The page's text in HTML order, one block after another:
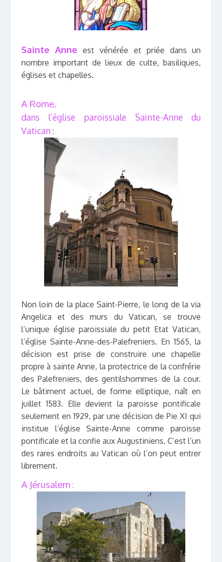
Sainte Anne est vénérée et priée dans un
nombre important de lieux de culte, basiliques,
églises et chapelles.
A Rome,
dans l’église paroissiale Sainte-Anne du
Vatican:
Non loin de la place Saint-Pierre, le long de la via
Angelica et des murs du Vatican, se trouve
l’unique église paroissiale du petit Etat Vatican,
l’église Sainte-Anne-des-Palefreniers. En 1565, la
décision est prise de construire une chapelle
propre à sainte Anne, la protectrice de la confrérie
des Palefreniers, des gentilshommes de la cour.
Le bâtiment actuel, de forme elliptique, naît en
juillet 1583. Elle devient la paroisse pontificale
seulement en 1929, par une décision de Pie XI qui
institue l’église Sainte-Anne comme paroisse
pontificale et la confie aux Augustiniens. C’est l’un
des rares endroits au Vatican où l’on peut entrer
librement.
A Jérusalem :